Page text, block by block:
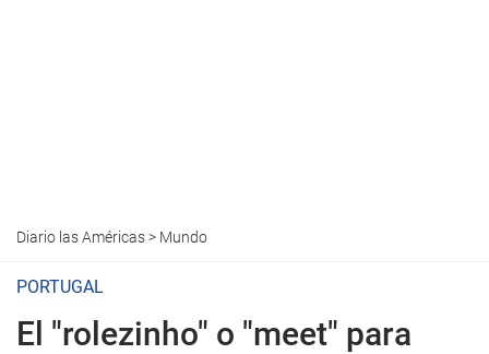
Diario las Américas> Mundo
PORTUGAL
El "rolezinho" o "meet" para